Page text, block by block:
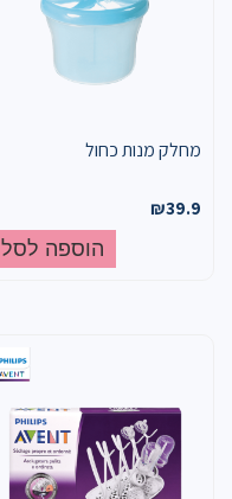
מחלק מנות כחול
₪39.9
הוספה לסל